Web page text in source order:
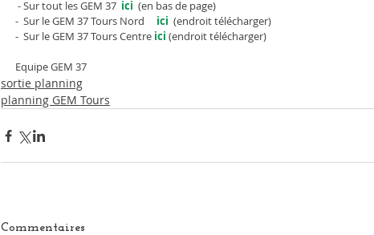
- Sur tout les GEM 37 ici
  (en bas de page)
-  Sur le GEM 37 Tours Nord
  ici
  (endroit télécharger)
-  Sur le GEM 37 Tours Centre ici (endroit télécharger)
Equipe GEM 37
sortie planning
planning GEM Tours
Commentaires